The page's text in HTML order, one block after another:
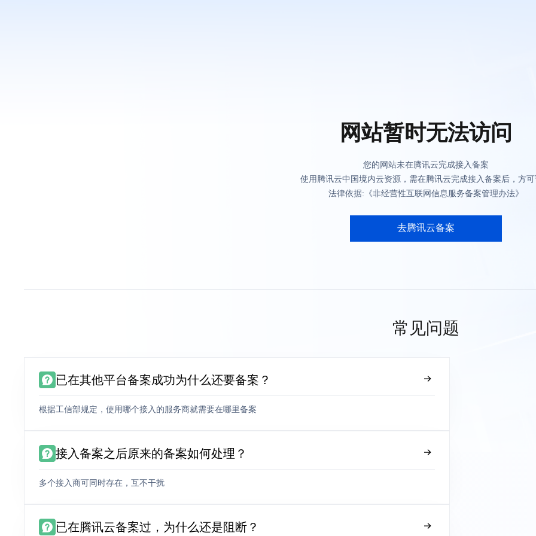
网站暂时无法访问
您的网站未在腾讯云完成接入备案
使用腾讯云中国境内云资源，需在腾讯云完成接入备案后，方
法律依据:《非经营性互联网信息服务备案管理办法》
去腾讯云备案
常见问题
已在其他平台备案成功为什么还要备案？
根据工信部规定，使用哪个接入的服务商就需要在哪里备案
接入备案之后原来的备案如何处理？
多个接入商可同时存在，互不干扰
已在腾讯云备案过，为什么还是阻断？